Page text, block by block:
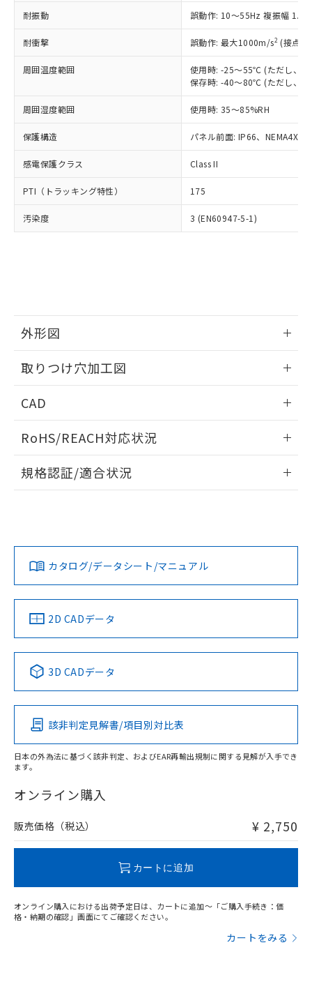
耐振動 誤動作: 10～55Hz 複振幅
耐衝撃 誤動作: 最大1000m/s2 (接点
周囲温度範囲
使用時: -25～55℃ (ただし、氷
保存時: -40～80℃ (ただし、氷
周囲湿度範囲 使用時: 35～85%RH
保護構造 パネル前面: IP66、NEMA4X,
感電保護クラス Class II
PTI（トラッキング特性） 175
汚染度 3 (EN60947-5-1)
外形図
取りつけ穴加工図
CAD
ドすることができます。
ログイン/会員登録
ダウンロードデータをご利用いただく前に、以下を必ずお読
みください。
ソフトウェアの使用条件
RoHS/REACH対応状況
EU RoHS 注意事項・凡例
対応済み
中国 RoHS 注意事項・凡例
Pb Hg Cd Cr(VI)
O
在庫等で未対応品が混在する可能性があります。
問い合わせください。
規格認証/適合状況
LR型式承認
（イギリス
船舶規格）
DNV型式承認
（ノルウェー
BV型式承認
（フランス
KR型式
（韓国
No No No No
この製品の規格認証/適合状況ページへ
その他の認証はこちらのページからご検索ください
カタログ/データシート/マニュアル
2D CADデータ
3D CADデータ
該非判定見解書/項目別対比表
日本の外為法に基づく該非判定、およびEAR再輸出規制に関する見解が入手でき
ます。
オンライン購入
販売価格（税込） ¥ 2,750
カートに追加
オンライン購入における出荷予定日は、カートに追加～「ご購入手続き：価
格・納期の確認」画面にてご確認ください。
カートをみる
正式な納期状況および標準価格はお客
様のお取引先、またはお客様担当のオ
ムロン制御機器販売店・当社販売員に
オムロン制御機器販売店や当社販売拠
販売ネットワーク
」をご確認
在庫状況および標準価格結果を当社の
示しないようお願いします。
マイパーツ機能（部品リスト作成サー
ビス）をご利用いただくには、I-Web
メンバーズにご登録されている必要が
お客様が当ウェブサイト上で当社にご
登録された部品リストについて、当社
の共同利用に関して"
の「1.共同利
指します。
ルベンジル（BBP） 1000ppm以下、フタル酸ジブチル
（DBP） 1000ppm以下、フタル酸ジイソブチル
但し、RoHS指令で産業用監視および制御機器に対する
フタル酸エステル類の４物質については閾値を超える意
図的な使用がないことを確認しています。
部品在庫の切り替え状況などにより、予定
月が前後することがあります。
※3 非含有証明書ダウンロード
51物質の非含有証明書（当社基準）
※本証明書は発行日時点で非含有を証明す
るもので、過去に遡って非含有を証明する
また、RoHS指令のフタル酸エステル類４
物質の対応では、対応完了までの期間は出
既に当社にて対応品への在庫切替を完了
していることから、特段のことがない限
り、2022年1月12日より割愛しておりま
す。
DBP(フタル酸ジブチル) : 1000ppm、 DIBP(フタル酸ジ
イソブチル) : 1000ppm、 BBP(フタル酸ブチルベンジ
「ｅ」：有害物質（10物質）のすべてが基
準値以下であることを示します。
「10」：通常の使用状況下において有害物
質が外部に漏えいし、環境に深刻な影響を
及ぼさない年数を意味します。
「－」：未確認です。当社販売部門へお問
全に破砕するなど、違法に輸出されな
いよう必要な手段を講じます。
当社は貴社製品を、核兵器、ミサイ
ル、化学兵器、生物兵器またはその他
武器並びにこれらの製造装置等に一切
当社は、貴社製品を第三者に販売する
場合は、上記1、2および3の内容を当
該第三者に通知します。また当社は、
販売先および販売に係わる関係者が違
法に輸出するおそれがある場合は、取
－
在庫なし(最新の在庫状況につ
いては、お客様のお取引先、ま
たはお客様担当のオムロン制御
機器販売店・当社販売員にご確
空
受注生産機種、また在庫状況の
情報を公開していない機種